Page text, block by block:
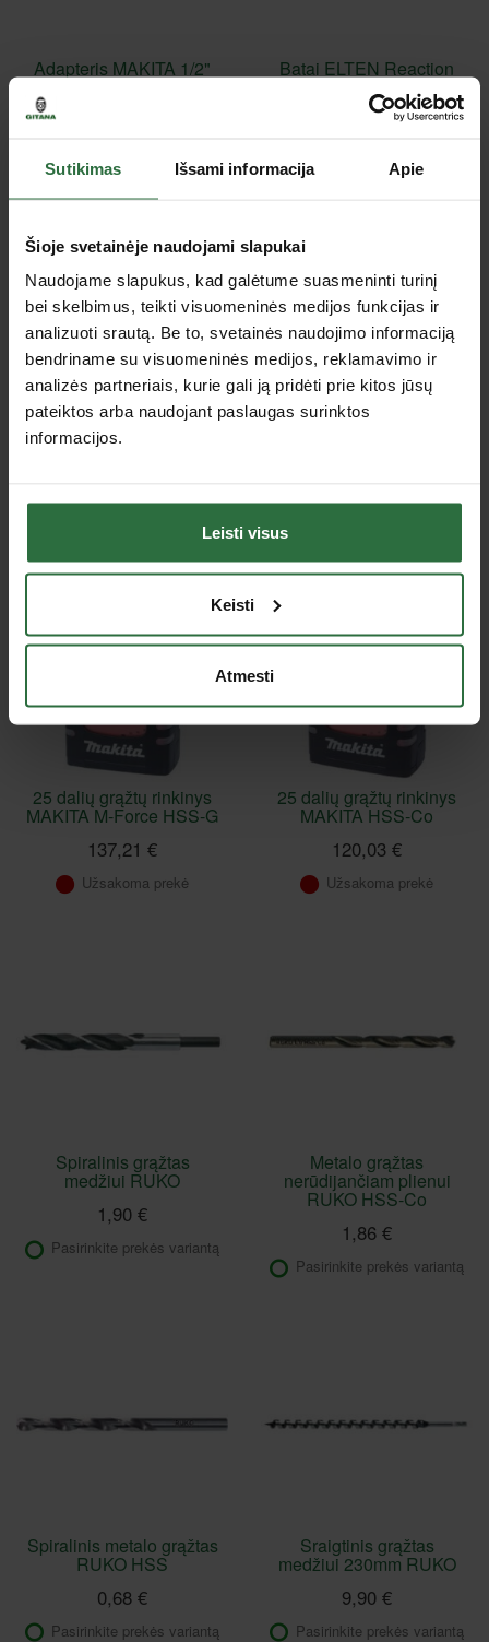
Sutikimas Išsami informacija Apie
Šioje svetainėje naudojami slapukai
Naudojame slapukus, kad galėtume suasmeninti turinį
bei skelbimus, teikti visuomeninės medijos funkcijas ir
analizuoti srautą. Be to, svetainės naudojimo informaciją
bendriname su visuomeninės medijos, reklamavimo ir
analizės partneriais, kurie gali ją pridėti prie kitos jūsų
pateiktos arba naudojant paslaugas surinktos
informacijos.
Leisti visus
Keisti
Atmesti
Adapteris MAKITA 1/2" Batai ELTEN Reaction
XXT Low S3 SRC, juodi
129,90 €
Batai ELTEN Renzo Mid
ESD S3, juodi
25 dalių grąžtų rinkinys
MAKITA M-Force HSS-G
137,21 €
Užsakoma prekė
25 dalių grąžtų rinkinys
MAKITA HSS-Co
120,03 €
Užsakoma prekė
Spiralinis grąžtas
medžiui RUKO
1,90 €
Pasirinkite prekės variantą
Metalo grąžtas
nerūdijančiam plienui
RUKO HSS-Co
1,86 €
Pasirinkite prekės variantą
Spiralinis metalo grąžtas
RUKO HSS
0,68 €
Pasirinkite prekės variantą
Sraigtinis grąžtas
medžiui 230mm RUKO
9,90 €
Pasirinkite prekės variantą